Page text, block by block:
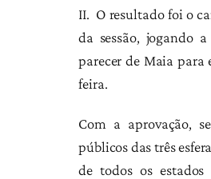
II. O resultado foi o
da sessão, jogando
parecer de Maia para
feira.
Com a aprovação,
públicos das três
de todos os estados